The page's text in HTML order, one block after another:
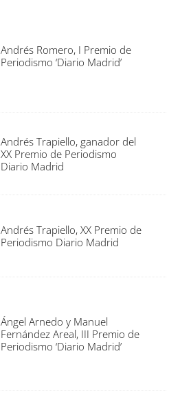
Andrés Romero, I Premio de
Periodismo ‘Diario Madrid’
Andrés Trapiello, ganador del
XX Premio de Periodismo
Diario Madrid
Andrés Trapiello, XX Premio de
Periodismo Diario Madrid
Ángel Arnedo y Manuel
Fernández Areal, III Premio de
Periodismo ‘Diario Madrid’